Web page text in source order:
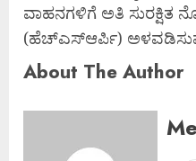
ವಾಹನಗಳಿಗೆ ಅತಿ ಸುರಕ್ಷಿತ
(ಹೆಚ್‌ಎಸ್‌ಆರ್ಪಿ)
About The Author